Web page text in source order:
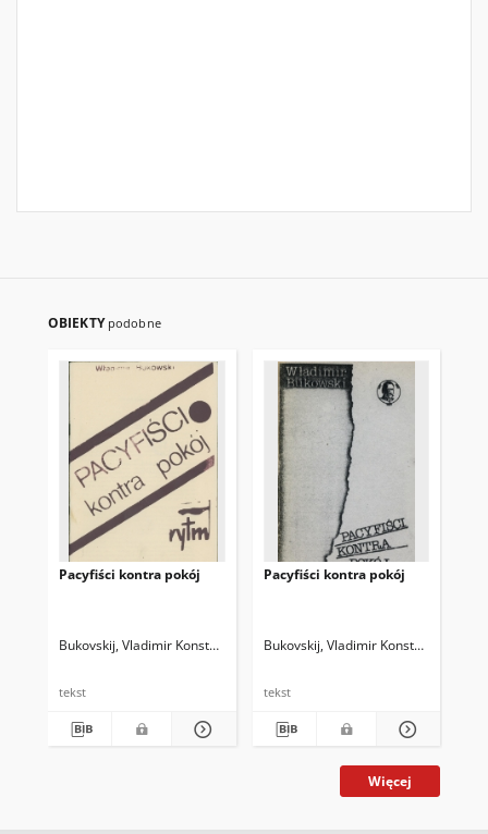
OBIEKTY podobne
Pacyfiści kontra pokój
Bukovskij, Vladimir Konstantinovič (1942-2019) Mietkowski, Andrzej
tekst
Pacyfiści kontra pokój
Bukovskij, Vladimir Konstantinovič
tekst
Więcej